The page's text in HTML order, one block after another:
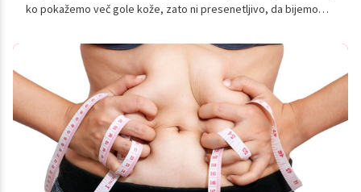
ko pokažemo več gole kože, zato ni presenetljivo, da bijemo
celulitom. A včasih smo pri tem neuspešni in se ne glede na ves
vložen trud, od diet, intenzivne telovadbe do čudežnih krem, ne
moremo znebiti odvečne maščobe na določenih mestih. In takrat
mogoče celo pomislimo na liposukcijo, ki nam lahko pomaga pri
izgubi trdovratnih oblog, ki nam grenijo vsakdan. O liposukciji,
vseh njenih učinkih in o tem, kaj je danes na voljo, smo se
pogovarjali tudi s specialistom splošne kirurgije.